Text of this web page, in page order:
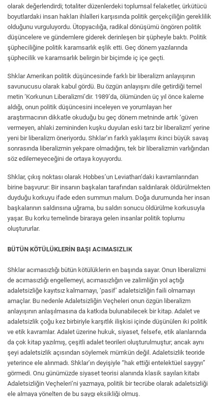
olarak değerlendirdi; totaliter düzenlerdeki toplumsal felaketler, ürkütücü
boyutlardaki insan hakları ihlalleri karşısında politik gerçekçiliğin gereklilik
olduğunu vurguluyordu. Ütopyacılığa, radikal dönüşümü öngören politik
düşüncelere ve gündemlere giderek derinleşen bir şüpheyle baktı. Politik
şüpheciliğine politik karamsarlık eşlik etti. Geç dönem yazılarında
şüphecilik ve karamsarlık belirgin bir biçimde iç içe geçti.
Shklar Amerikan politik düşüncesinde farklı bir liberalizm anlayışının
savunucusu olarak kabul gördü. Bu özgün anlayışını dile getirdiği temel
metin ‘Korkunun Liberalizmi’dir. 1989’da, ölümünden üç yıl önce kaleme
aldığı, onun politik düşüncesini inceleyen ve yorumlayan her
araştırmacının dikkatle okuduğu bu geç dönem metninde artık ‘güven
vermeyen, ahlaki zemininden kuşku duyulan eski tarz bir liberalizm’ yerine
yeni bir liberalizm öneriyordu. Shklar’ın farklı yaklaşımı ikinci büyük savaş
sonrasında liberalizmin yekpare olmadığını, tek bir liberalizmin varlığından
söz edilemeyeceğini de ortaya koyuyordu.
Shklar, çıkış noktası olarak Hobbes’un Leviathan’daki kavramlarından
birine başvurur: Bir insanın başkaları tarafından saldırılarak öldürülmekten
duyduğu korkuyu ifade eden summun malum. Doğa durumunda her insan
başkalarının saldırısına uğrama, bu saldırı sonucu öldürülme korkusuyla
yaşar. Bu korku temelinde biraraya gelen insanlar politik toplumu
oluştururlar.
BÜTÜN KÖTÜLÜKLERİN BAŞI ACIMASIZLIK
Shklar acımasızlığı bütün kötülüklerin en başında sayar. Onun liberalizmi
de acımasızlığı engellemeyi, acımasızlığın ve zalimliğin yol açtığı
adaletsizliğe kayıtsız kalmamayı, ‘pasif’ adaletsizliğin faili olmamayı
amaçlar. Bu nedenle Adaletsizliğin Veçheleri onun özgün liberalizm
anlayışının anlaşılmasına da katkıda bulunabilecek bir kitap. Adalet ve
adaletsizlik çoğu kez birbiriyle karşıtlık ilişkisi içinde düşünülen iki politik
ve etik kavramlar. Adalet üzerine hukuk, siyaset, felsefe, etik alanlarında
da çok kitap yazılmış, çeşitli adalet teorileri oluşturulmuştur; ancak aynı
şeyi adaletsizlik açısından söylemek mümkün değil. Adaletsizlik teoride
yeterince ele alınmadı. Shklar’ın deyişiyle “hak ettiği entelektüel saygıyı”
görmedi. Onu günümüzde siyaset teorisi alanında klasik sayılan kitabı
Adaletsizliğin Veçheleri‘ni yazmaya, politik bir tecrübe olarak adaletsizliği
ele almaya yönelten de bu saygı eksikliği olmuş.